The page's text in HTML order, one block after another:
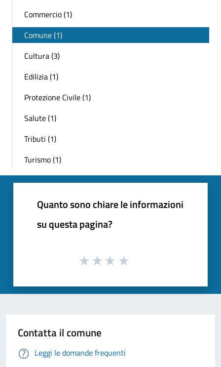
Commercio (1)
Comune (1)
Cultura (3)
Edilizia (1)
Protezione Civile (1)
Salute (1)
Tributi (1)
Turismo (1)
Quanto sono chiare le informazioni
su questa pagina?
Contatta il comune
Leggi le domande frequenti